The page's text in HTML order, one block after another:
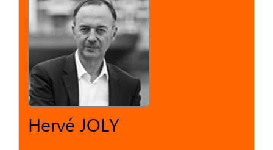
Hervé JOLY